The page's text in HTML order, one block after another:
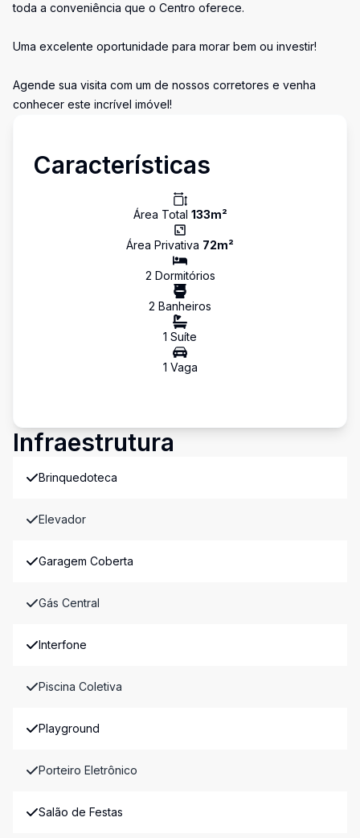
toda a conveniência que o Centro oferece.
Uma excelente oportunidade para morar bem ou investir!
Agende sua visita com um de nossos corretores e venha
conhecer este incrível imóvel!
Características
Área Total 133m²
Área Privativa 72m²
2 Dormitórios
2 Banheiros
1 Suíte
1 Vaga
Infraestrutura
Brinquedoteca
Elevador
Garagem Coberta
Gás Central
Interfone
Piscina Coletiva
Playground
Porteiro Eletrônico
Salão de Festas